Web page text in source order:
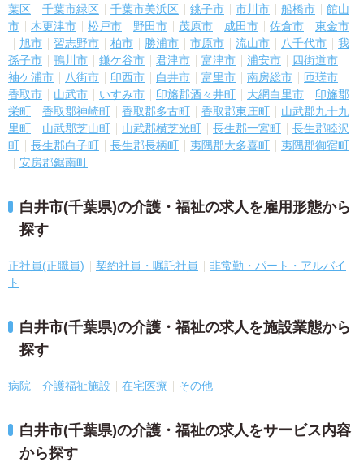
葉区
千葉市緑区 千葉市美浜区 銚子市 市川市 船橋市
館山
市
木更津市 松戸市 野田市 茂原市 成田市 佐倉市
東金市
旭市
習志野市 柏市 勝浦市 市原市 流山市 八千代市
我
孫子市
鴨川市 鎌ケ谷市 君津市 富津市 浦安市
四街道市
袖ケ浦市
八街市 印西市 白井市 富里市 南房総市
匝瑳市
香取市
山武市 いすみ市 印旛郡酒々井町 大網白里市
印旛郡
栄町
香取郡神崎町 香取郡多古町 香取郡東庄町
山武郡九十九
里町
山武郡芝山町 山武郡横芝光町 長生郡一宮町
長生郡睦沢
町
長生郡白子町 長生郡長柄町 夷隅郡大多喜町
夷隅郡御宿町
安房郡鋸南町
白井市(千葉県)の介護・福祉の求人を雇用形態から
探す
正社員(正職員) 契約社員・嘱託社員
非常勤・パート・アルバイ
ト
白井市(千葉県)の介護・福祉の求人を施設業態から
探す
病院 介護福祉施設 在宅医療 その他
白井市(千葉県)の介護・福祉の求人をサービス内容
から探す